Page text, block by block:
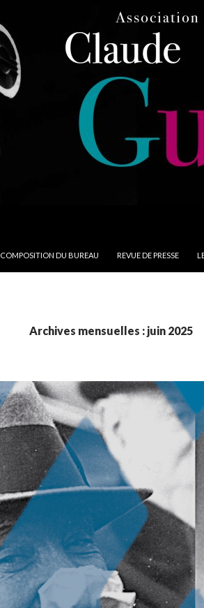
COMPOSITION DU BUREAU REVUE DE PRESSE
Archives mensuelles : juin 2025